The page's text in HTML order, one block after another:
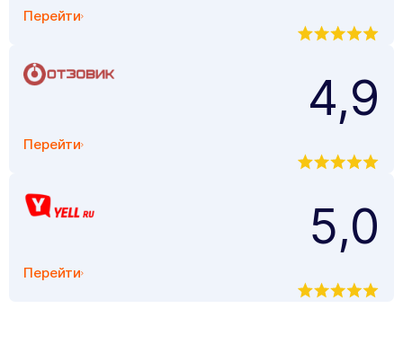
Перейти
Перейти
4,9
Перейти
5,0